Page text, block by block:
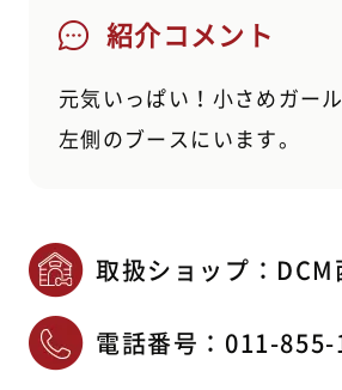
紹介コメント
元気いっぱい！小さめガー
左側のブースにいます。
取扱ショップ：DCM
電話番号： 011-855-